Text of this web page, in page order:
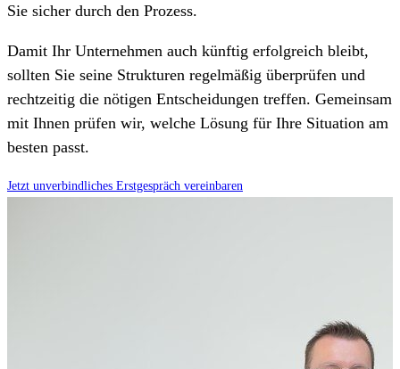
Sie sicher durch den Prozess.
Damit Ihr Unternehmen auch künftig erfolgreich bleibt,
sollten Sie seine Strukturen regelmäßig überprüfen und
rechtzeitig die nötigen Entscheidungen treffen. Gemeinsam
mit Ihnen prüfen wir, welche Lösung für Ihre Situation am
besten passt.
Jetzt unverbindliches Erstgespräch vereinbaren